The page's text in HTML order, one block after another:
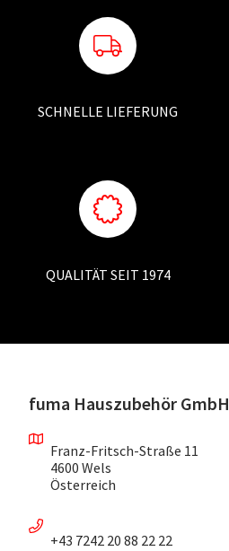
SCHNELLE LIEFERUNG
QUALITÄT SEIT 1974
fuma Hauszubehör GmbH
Franz-Fritsch-Straße 11
4600 Wels
Österreich
+43 7242 20 88 22 22